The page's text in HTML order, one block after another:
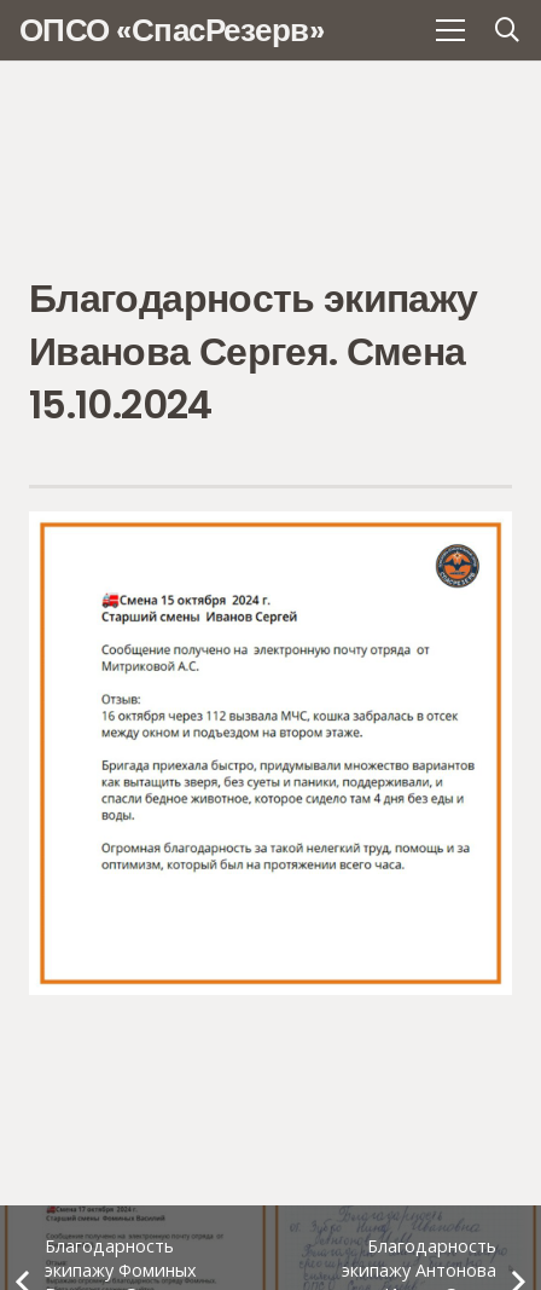
ОПСО «СпасРезерв»
Благодарность экипажу
Иванова Сергея. Смена
15.10.2024
Благодарность
экипажу Фоминых
Благодарность
экипажу Антонова